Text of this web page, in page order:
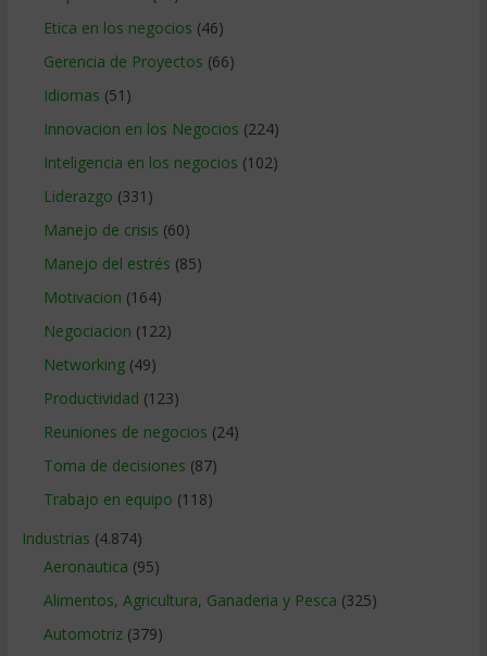
Etica en los negocios (46)
Gerencia de Proyectos (66)
Idiomas (51)
Innovacion en los Negocios (224)
Inteligencia en los negocios (102)
Liderazgo (331)
Manejo de crisis (60)
Manejo del estrés (85)
Motivacion (164)
Negociacion (122)
Networking(49)
Productividad (123)
Reuniones de negocios (24)
Toma de decisiones (87)
Trabajo en equipo (118)
Industrias (4.874)
Aeronautica (95)
Alimentos, Agricultura, Ganaderia y Pesca (325)
Automotriz(379)